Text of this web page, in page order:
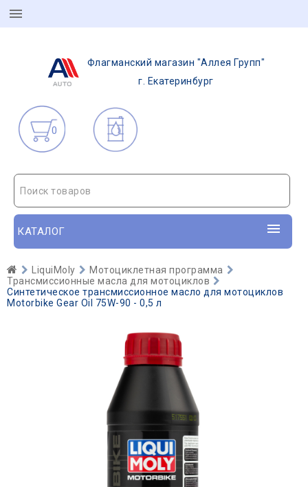
Флагманский магазин "Аллея Групп"
г. Екатеринбург
0
Поиск товаров
КАТАЛОГ
LiquiMoly
Мотоциклетная программа
Трансмиссионные масла для мотоциклов
Синтетическое трансмиссионное масло для мотоциклов
Motorbike Gear Oil 75W-90 - 0,5 л